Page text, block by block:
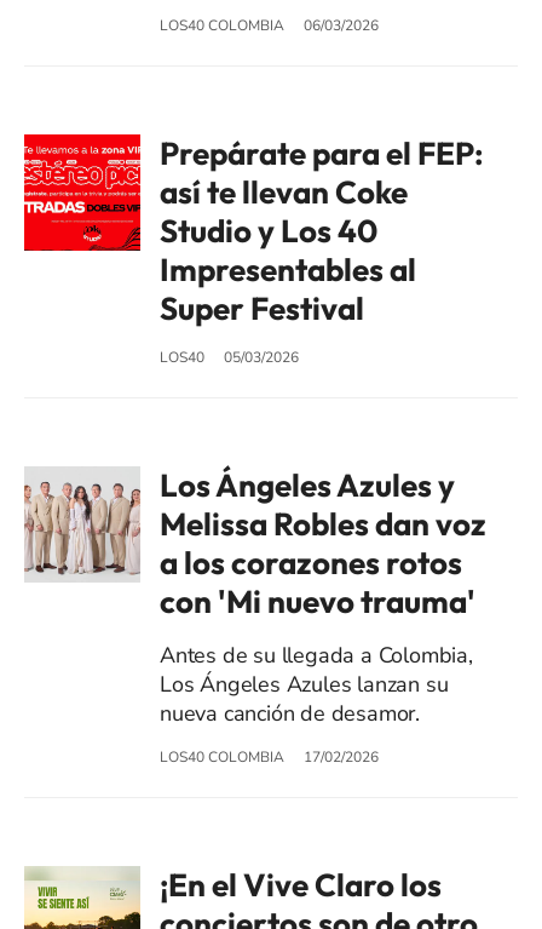
LOS40 COLOMBIA 06/03/2026
Prepárate para el FEP:
así te llevan Coke
Studio y Los 40
Impresentables al
Super Festival
LOS40 05/03/2026
Los Ángeles Azules y
Melissa Robles dan voz
a los corazones rotos
con 'Mi nuevo trauma'
Antes de su llegada a Colombia,
Los Ángeles Azules lanzan su
nueva canción de desamor.
LOS40 COLOMBIA 17/02/2026
¡En el Vive Claro los